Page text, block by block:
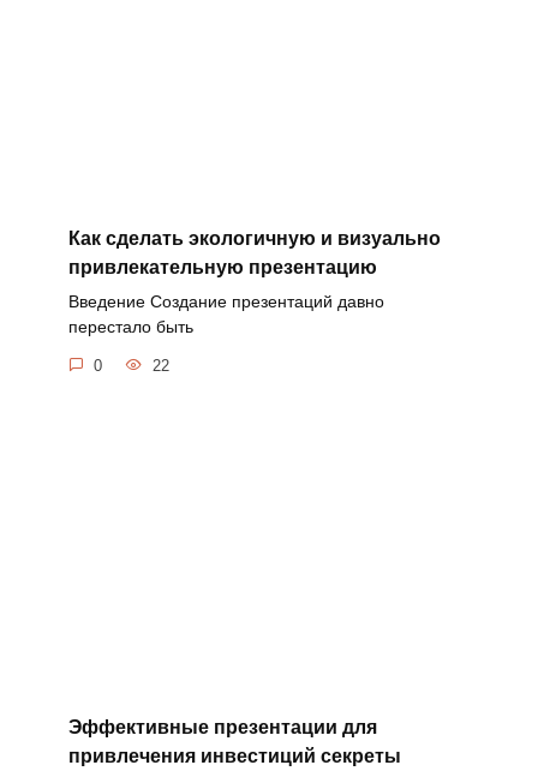
Как сделать экологичную и визуально
привлекательную презентацию
Введение Создание презентаций давно
перестало быть
0 22
Эффективные презентации для
привлечения инвестиций секреты